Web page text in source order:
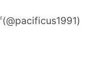
(@pacificus1991)